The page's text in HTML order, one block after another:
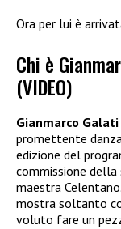
Ora per lui è
Chi è
(VIDEO)
Gianmarco Galati
promettente
edizione del
commissione della
maestra
mostra soltanto
voluto fare un